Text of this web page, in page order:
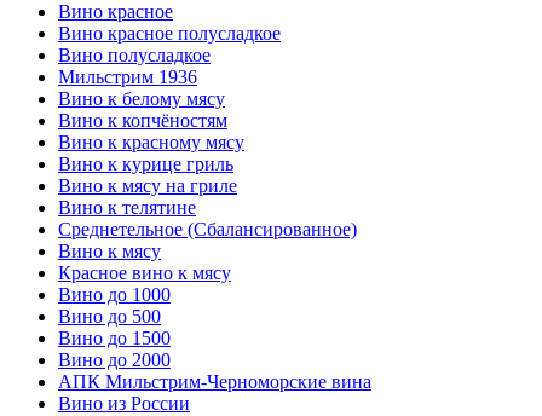
Вино красное
Вино красное полусладкое
Вино полусладкое
Мильстрим 1936
Вино к белому мясу
Вино к копчёностям
Вино к красному мясу
Вино к курице гриль
Вино к мясу на гриле
Вино к телятине
Среднетельное (Сбалансированное)
Вино к мясу
Красное вино к мясу
Вино до 1000
Вино до 500
Вино до 1500
Вино до 2000
АПК Мильстрим-Черноморские вина
Вино из России